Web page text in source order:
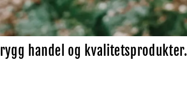
handel og kvalitetsprodukter.